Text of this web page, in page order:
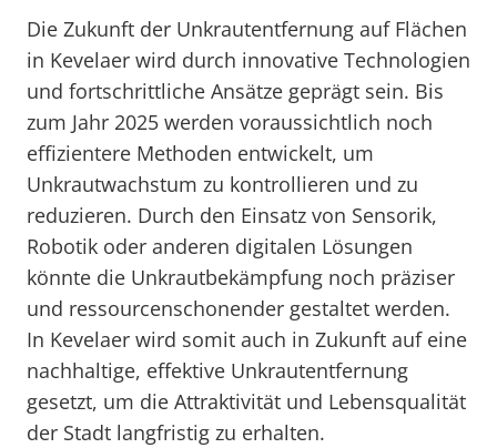
Die Zukunft der Unkrautentfernung auf Flächen
in Kevelaer wird durch innovative Technologien
und fortschrittliche Ansätze geprägt sein. Bis
zum Jahr 2025 werden voraussichtlich noch
effizientere Methoden entwickelt, um
Unkrautwachstum zu kontrollieren und zu
reduzieren. Durch den Einsatz von Sensorik,
Robotik oder anderen digitalen Lösungen
könnte die Unkrautbekämpfung noch präziser
und ressourcenschonender gestaltet werden.
In Kevelaer wird somit auch in Zukunft auf eine
nachhaltige, effektive Unkrautentfernung
gesetzt, um die Attraktivität und Lebensqualität
der Stadt langfristig zu erhalten.